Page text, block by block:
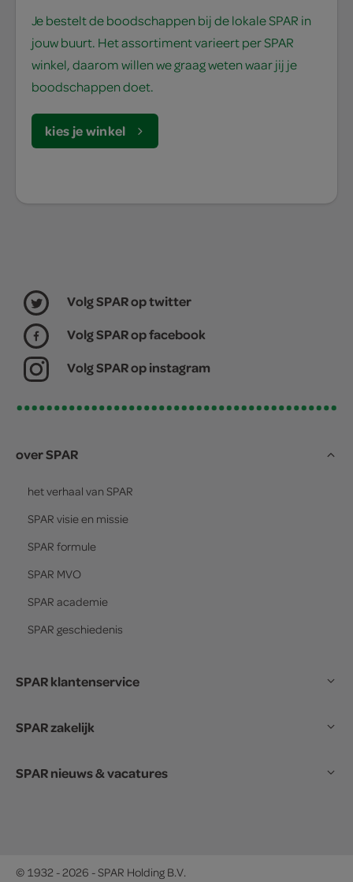
Je bestelt de boodschappen bij de lokale SPAR in
jouw buurt. Het assortiment varieert per SPAR
winkel, daarom willen we graag weten waar jij je
boodschappen doet.
kies je winkel
Volg SPAR op twitter
Volg SPAR op facebook
Volg SPAR op instagram
over SPAR
het verhaal van SPAR
SPAR visie en missie
SPAR formule
SPAR MVO
SPAR academie
SPAR geschiedenis
SPAR klantenservice
SPAR zakelijk
SPAR nieuws & vacatures
© 1932 - 2026 - SPAR Holding B.V.